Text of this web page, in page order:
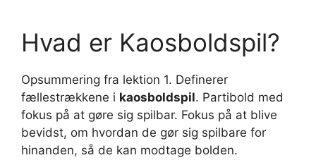
Hvad er Kaosboldspil?
Opsummering fra lektion 1. Definerer
fællestrækkene i kaosboldspil. Partibold med
fokus på at gøre sig spilbar. Fokus på at blive
bevidst, om hvordan de gør sig spilbare for
hinanden, så de kan modtage bolden.